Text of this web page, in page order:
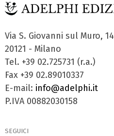
Via S. Giovanni sul Muro, 14
20121 - Milano
Tel. +39 02.725731 (r.a.)
Fax +39 02.89010337
E-mail: info@adelphi.it
P.IVA 00882030158
SEGUICI